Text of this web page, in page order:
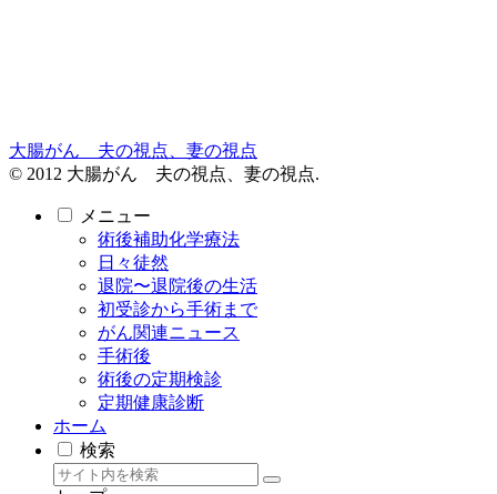
大腸がん 夫の視点、妻の視点
© 2012 大腸がん 夫の視点、妻の視点.
メニュー
術後補助化学療法
日々徒然
退院〜退院後の生活
初受診から手術まで
がん関連ニュース
手術後
術後の定期検診
定期健康診断
ホーム
検索